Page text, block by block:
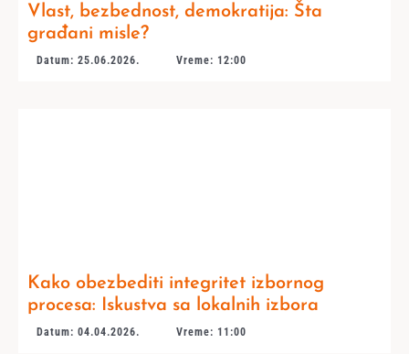
Vlast, bezbednost, demokratija: Šta
građani misle?
Datum: 25.06.2026. Vreme: 12:00
Kako obezbediti integritet izbornog
procesa: Iskustva sa lokalnih izbora
Datum: 04.04.2026. Vreme: 11:00